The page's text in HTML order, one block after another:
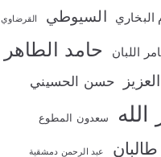
البخاري السيوطي القرضاوي
اللبان حامد الطاهر
حسن الحسيني
سعدون المطوع
طالبان عبد الرحمن دمشقية